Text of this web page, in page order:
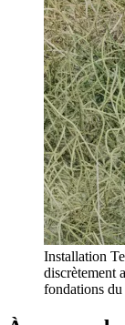
Installation
discrètement
fondations